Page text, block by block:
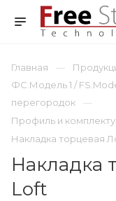
Главная
ФС.Модель 1 /
перегородок
Профиль и
Накладка торцевая
Накладка
Loft